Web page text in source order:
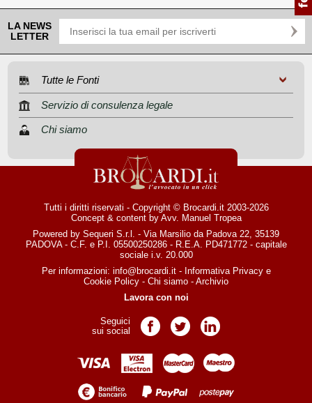
LA NEWS
LETTER
Tutte le Fonti
Servizio di consulenza legale
Chi siamo
Tutti i diritti riservati - Copyright © Brocardi.it 2003-2026
Concept & content by Avv. Manuel Tropea
Powered by Sequeri S.r.l. - Via Marsilio da Padova 22, 35139
PADOVA - C.F. e P.I. 05500250286 - R.E.A. PD471772 - capitale
sociale i.v. 20.000
Per informazioni: info@brocardi.it- Informativa Privacye
Cookie Policy - Chi siamo - Archivio
Lavora con noi
Seguici
sui social
Pagina Facebook
Pagina TwitterPagina LinkedIn